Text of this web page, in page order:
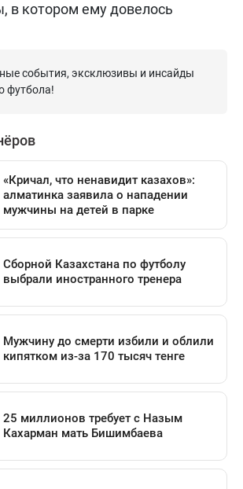
в котором ему довелось
события, эксклюзивы и инсайды
футбола!